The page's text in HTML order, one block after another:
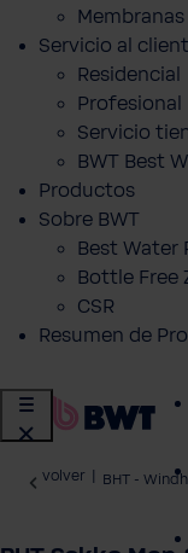
Servicio al
Residencial
Profesional
Servicio
BWT Best
Productos
Sobre BWT
Best Water
Bottle Free
CSR
Resumen de
volver BHT -